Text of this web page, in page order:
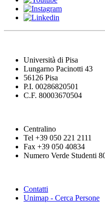
Università di Pisa
Lungarno Pacinotti 43
56126 Pisa
P.I. 00286820501
C.F. 80003670504
Centralino
Tel +39 050 221 2111
Fax +39 050 40834
Numero Verde Studenti
Contatti
Unimap - Cerca Persone